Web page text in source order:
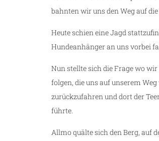
bahnten wir uns den Weg auf
Heute schien eine Jagd
Hundeanhänger an uns vorbei
Nun stellte sich die Frage wo
folgen, die uns auf unserem
zurückzufahren und dort der
führte.
Allmo quälte sich den Berg, auf